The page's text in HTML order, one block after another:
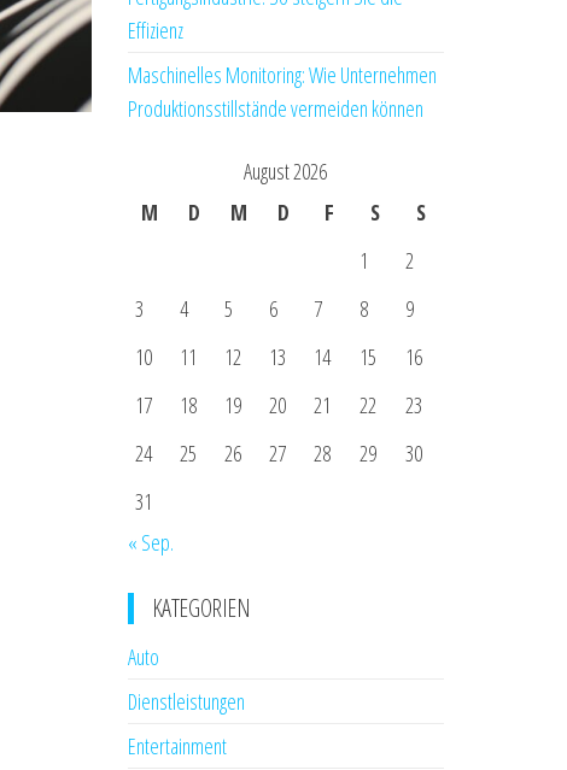
Effizienz
Maschinelles Monitoring: Wie Unternehmen
Produktionsstillstände vermeiden können
August 2026
M
D M D F S
S
1
2
3
4 5 6 7 8
9
10
11 12 13 14 15
16
17
18 19 20 21 22
23
24
25 26 27 28 29
30
31
« Sep.
KATEGORIEN
Auto
Dienstleistungen
Entertainment